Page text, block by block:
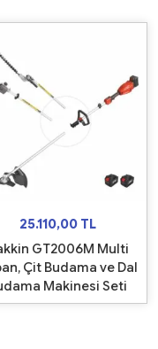
25.110,00 TL
GT2006M Multi
Çit Budama ve Dal
Makinesi Seti